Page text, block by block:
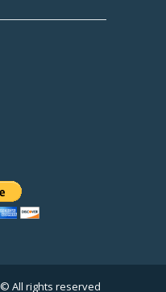
© All rights reserved